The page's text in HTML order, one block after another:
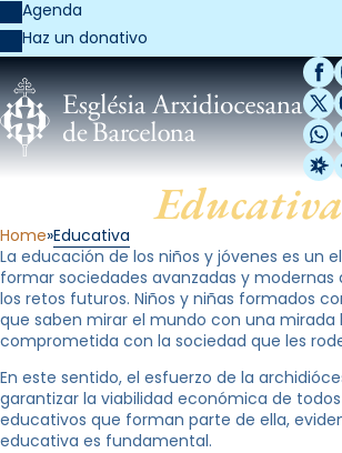
Agenda
Haz un donativo
X /
Educativa
Home Educativa
La educación de los niños y jóvenes es un
formar sociedades avanzadas y
los retos futuros. Niños y niñas formados
que saben mirar el mundo con una mirada
comprometida con la sociedad que les
En este sentido, el esfuerzo de la
garantizar la viabilidad económica de
educativos que forman parte de ella,
educativa es fundamental.